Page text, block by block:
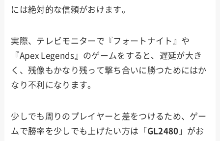
には絶対的な信頼がおけます。
実際、テレビモニターで『フォートナイト』や
『Apex Legends』のゲームをすると、遅延が大き
く、残像もかなり残って撃ち合いに勝つためにはか
なり不利になります。
少しでも周りのプレイヤーと差をつけるため、ゲー
ムで勝率を少しでも上げたい方は「 GL2480 」がお